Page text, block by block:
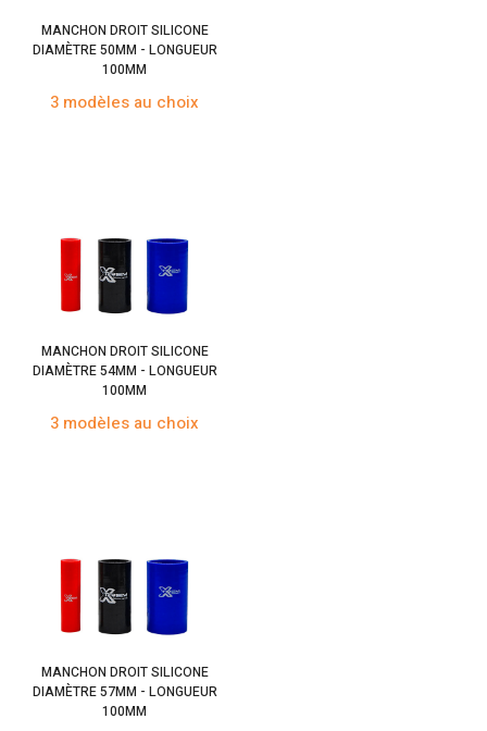
MANCHON DROIT SILICONE
DIAMÈTRE 50MM - LONGUEUR
100MM
3 modèles au choix
MANCHON DROIT SILICONE
DIAMÈTRE 54MM - LONGUEUR
100MM
3 modèles au choix
MANCHON DROIT SILICONE
DIAMÈTRE 57MM - LONGUEUR
100MM